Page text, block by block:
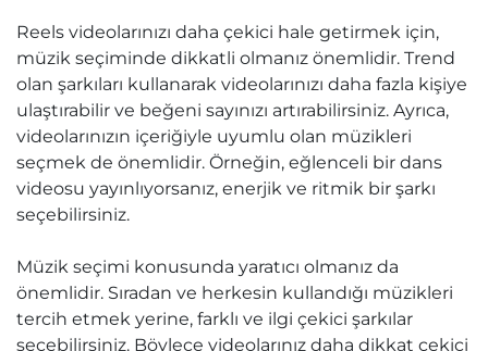
Reels videolarınızı daha çekici hale getirmek için,
müzik seçiminde dikkatli olmanız önemlidir. Trend
olan şarkıları kullanarak videolarınızı daha fazla kişiye
ulaştırabilir ve beğeni sayınızı artırabilirsiniz. Ayrıca,
videolarınızın içeriğiyle uyumlu olan müzikleri
seçmek de önemlidir. Örneğin, eğlenceli bir dans
videosu yayınlıyorsanız, enerjik ve ritmik bir şarkı
seçebilirsiniz.
Müzik seçimi konusunda yaratıcı olmanız da
önemlidir. Sıradan ve herkesin kullandığı müzikleri
tercih etmek yerine, farklı ve ilgi çekici şarkılar
seçebilirsiniz. Böylece videolarınız daha dikkat çekici